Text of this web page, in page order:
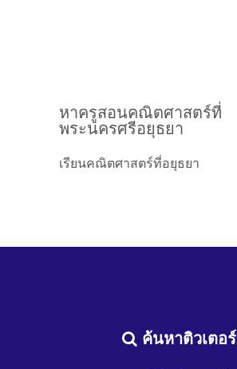
หาครูสอนคณิตศาสตร์ที่
พระนครศรีอยุธยา
เรียนคณิตศาสตร์ที่อยุธยา
ค้นหาติวเตอร์